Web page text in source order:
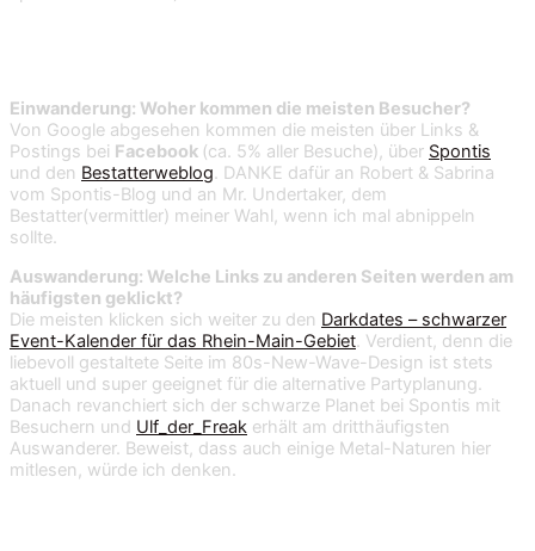
Einwanderung: Woher kommen die meisten Besucher?
Von Google abgesehen kommen die meisten über Links &
Postings bei Facebook (ca. 5% aller Besuche), über Spontis
und den Bestatterweblog. DANKE dafür an Robert & Sabrina
vom Spontis-Blog und an Mr. Undertaker, dem
Bestatter(vermittler) meiner Wahl, wenn ich mal abnippeln
sollte.
Auswanderung: Welche Links zu anderen Seiten werden am
häufigsten geklickt?
Die meisten klicken sich weiter zu den Darkdates – schwarzer
Event-Kalender für das Rhein-Main-Gebiet. Verdient, denn die
liebevoll gestaltete Seite im 80s-New-Wave-Design ist stets
aktuell und super geeignet für die alternative Partyplanung.
Danach revanchiert sich der schwarze Planet bei Spontis mit
Besuchern und Ulf_der_Freak erhält am dritthäufigsten
Auswanderer. Beweist, dass auch einige Metal-Naturen hier
mitlesen, würde ich denken.